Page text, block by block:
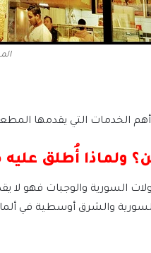
الخدمات التي يقدمها
ولماذا أُطلق عليه
السورية والوجبات فهو لا
والشرق أوسطية في